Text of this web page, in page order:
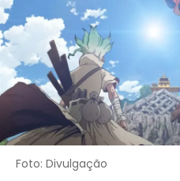
Foto: Divulgação